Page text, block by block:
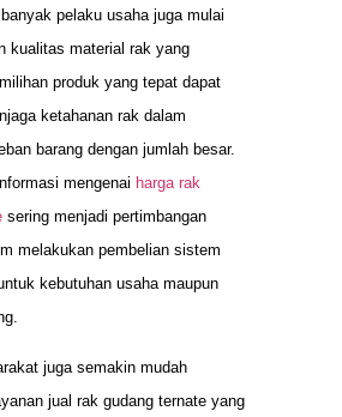
pelaku usaha juga mulai
kualitas material rak yang
produk yang tepat dapat
ketahanan rak dalam
barang dengan jumlah besar.
mengenai harga rak
sering menjadi pertimbangan
melakukan pembelian sistem
kebutuhan usaha maupun
juga semakin mudah
jual rak gudang ternate yang